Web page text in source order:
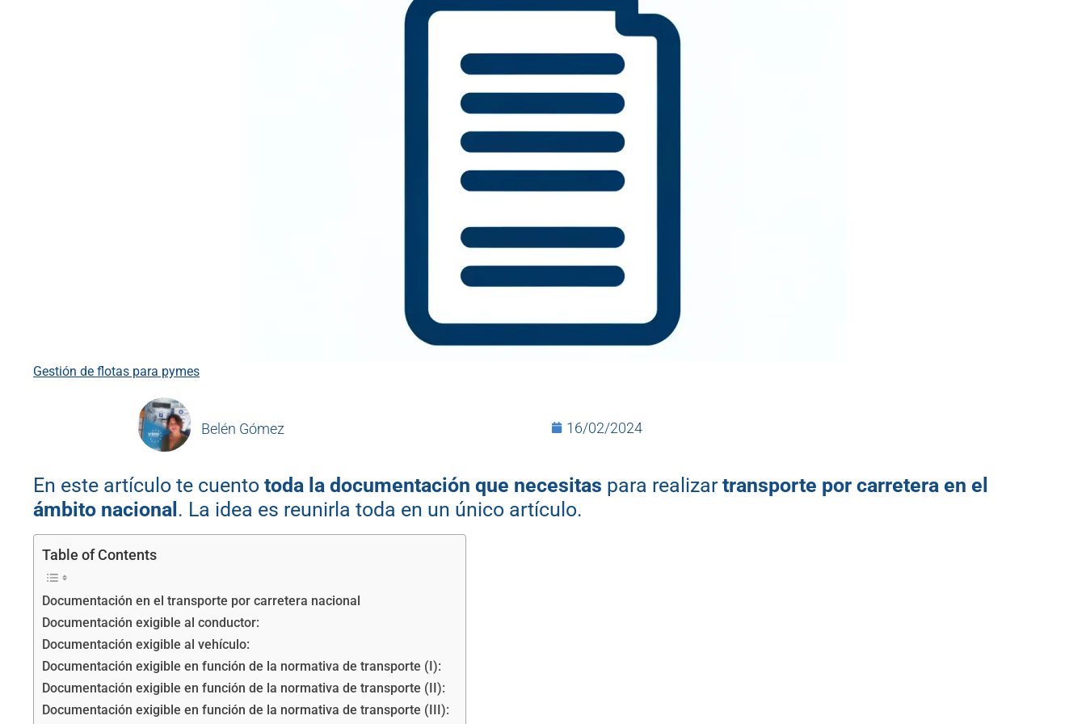
Gestión de flotas para pymes
Belén Gómez 16/02/2024
En este artículo te cuento toda la documentación que necesitas para realizartransporte por carretera en el
ámbito nacional . La idea es reunirla toda en un único artículo.
Table of Contents
Documentación en el transporte por carretera nacional
Documentación exigible al conductor:
Documentación exigible al vehículo:
Documentación exigible en función de la normativa de transporte (I):
Documentación exigible en función de la normativa de transporte (II):
Documentación exigible en función de la normativa de transporte (III):